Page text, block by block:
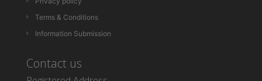
Terms & Conditions
Information Submission
Contact us